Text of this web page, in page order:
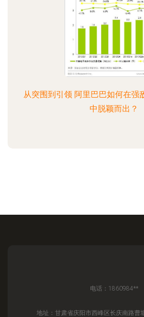
从突围到引领 阿里巴巴如何在强
中脱颖而出？
电话：1860984**
地址：甘肃省庆阳市西峰区长庆南路曹